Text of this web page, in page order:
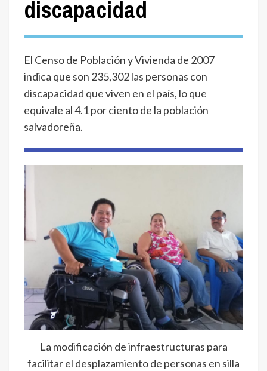
discapacidad
El Censo de Población y Vivienda de 2007
indica que son 235,302 las personas con
discapacidad que viven en el país, lo que
equivale al 4.1 por ciento de la población
salvadoreña.
La modificación de infraestructuras para
facilitar el desplazamiento de personas en silla